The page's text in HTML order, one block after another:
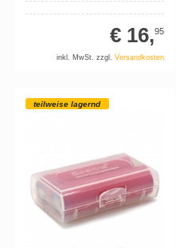
€ 16,95
inkl. MwSt. zzgl.Versandkosten
teilweise lagernd